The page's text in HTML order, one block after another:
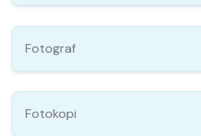
Fotograf
Fotokopi